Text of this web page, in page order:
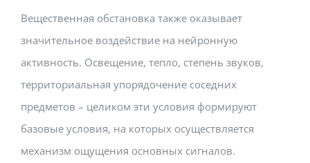
Вещественная обстановка также оказывает
значительное воздействие на нейронную
активность. Освещение, тепло, степень звуков,
территориальная упорядочение соседних
предметов – целиком эти условия формируют
базовые условия, на которых осуществляется
механизм ощущения основных сигналов.